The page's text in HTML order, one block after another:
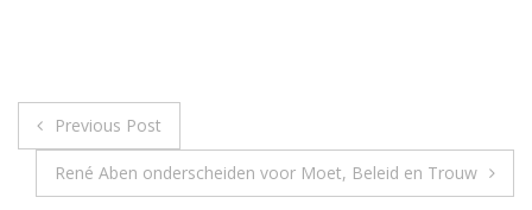
Post
navigation
Previous Post
René Aben onderscheiden voor Moet, Beleid en Trouw